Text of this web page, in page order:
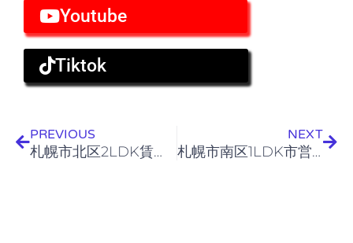
Youtube
Tiktok
PREVIOUS
札幌市北区2LDK賃貸アパート 不要品搬出作業
NEXT
札幌市南区1LDK市営団地 不要品搬出作業